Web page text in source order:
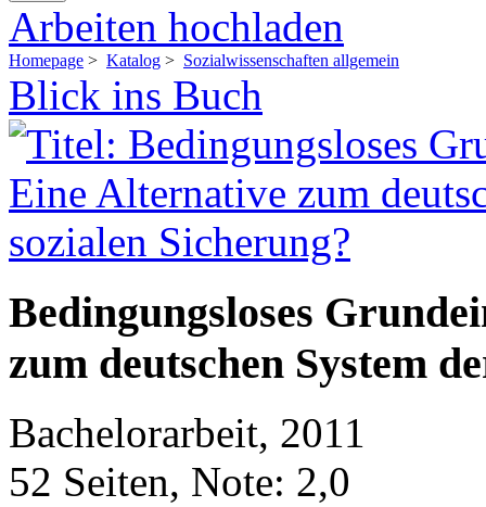
Arbeiten hochladen
Homepage > Katalog > Sozialwissenschaften allgemein
Blick ins Buch
Bedingungsloses
zum deutschen System
Bachelorarbeit, 2011
52 Seiten, Note: 2,0